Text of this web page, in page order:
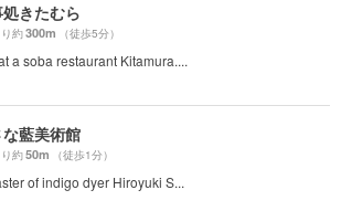
きたむら
約300m （徒歩5分）
a soba restaurant Kitamura....
藍美術館
約50m （徒歩1分）
of indigo dyer Hiroyuki S...